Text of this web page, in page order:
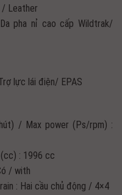
/ Leather
pha nỉ cao cấp Wildtrak/
lực lái điện/ EPAS
/ Max power (Ps/rpm) :
: 1996 cc
/ with
: Hai cầu chủ động / 4×4